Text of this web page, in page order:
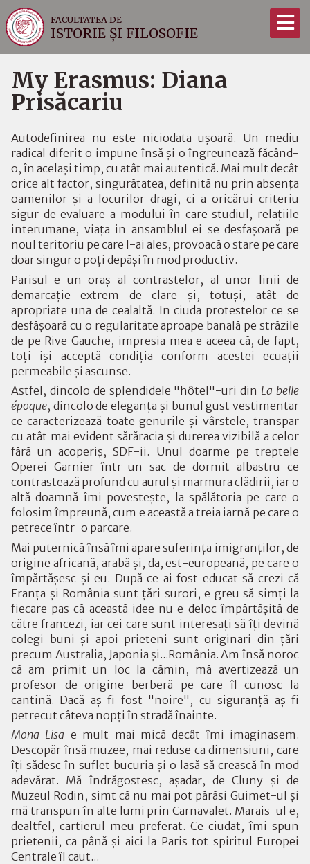
FACULTATEA DE
ISTORIE ȘI FILOSOFIE
My Erasmus: Diana
Prisăcariu
Autodefinirea nu este niciodata uşoară. Un mediu
radical diferit o impune însă şi o îngreunează făcând-
o, în acelaşi timp, cu atât mai autentică. Mai mult decât
orice alt factor, singurătatea, definită nu prin absenţa
oamenilor şi a locurilor dragi, ci a oricărui criteriu
sigur de evaluare a modului în care studiul, relaţiile
interumane, viaţa in ansamblul ei se desfaşoară pe
noul teritoriu pe care l-ai ales, provoacă o stare pe care
doar singur o poţi depăşi în mod productiv.
Parisul e un oraş al contrastelor, al unor linii de
demarcaţie extrem de clare şi, totuşi, atât de
apropriate una de cealaltă. In ciuda protestelor ce se
desfăşoară cu o regularitate aproape banală pe străzile
de pe Rive Gauche, impresia mea e aceea că, de fapt,
toţi işi acceptă condiţia conform acestei ecuaţii
permeabile şi ascunse.
Astfel, dincolo de splendidele "hôtel"-uri din La belle
époque, dincolo de eleganţa şi bunul gust vestimentar
ce caracterizează toate genurile şi vârstele, transpar
cu atât mai evident sărăracia şi durerea vizibilă a celor
fără un acoperiş, SDF-ii. Unul doarme pe treptele
Operei Garnier într-un sac de dormit albastru ce
contrastează profund cu aurul şi marmura clădirii, iar o
altă doamnă îmi povesteşte, la spălătoria pe care o
folosim împreună, cum e această a treia iarnă pe care o
petrece într-o parcare.
Mai puternică însă îmi apare suferinţa imigranţilor, de
origine africană, arabă şi, da, est-europeană, pe care o
împărtăşesc şi eu. După ce ai fost educat să crezi că
Franţa şi România sunt ţări surori, e greu să simţi la
fiecare pas că această idee nu e deloc împărtăşită de
către francezi, iar cei care sunt interesaţi să îţi devină
colegi buni şi apoi prieteni sunt originari din ţări
precum Australia, Japonia şi...România. Am însă noroc
că am primit un loc la cămin, mă avertizează un
profesor de origine berberă pe care îl cunosc la
cantină. Dacă aş fi fost "noire", cu siguranţă aş fi
petrecut câteva nopţi în stradă înainte.
Mona Lisa e mult mai mică decât îmi imaginasem.
Descopăr însă muzee, mai reduse ca dimensiuni, care
îţi sădesc în suflet bucuria şi o lasă să crească în mod
adevărat. Mă îndrăgostesc, aşadar, de Cluny şi de
Muzeul Rodin, simt că nu mai pot părăsi Guimet-ul şi
mă transpun în alte lumi prin Carnavalet. Marais-ul e,
dealtfel, cartierul meu preferat. Ce ciudat, îmi spun
prietenii, ca până şi aici la Paris tot spiritul Europei
Centrale îl caut...